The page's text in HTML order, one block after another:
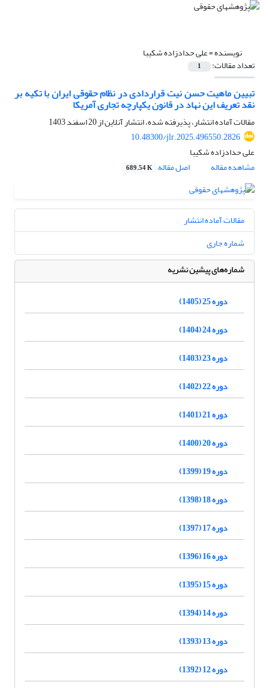
نویسنده =علی حدادزاده شکیبا
تعداد مقالات: 1
تبیین ماهیت حسن نیت قراردادی در نظام حقوقی ایران با تکیه بر
نقد تعریف این نهاد در قانون یکپارچه تجاری آمریکا
مقالات آماده انتشار، پذیرفته شده، انتشار آنلاین از20 اسفند 1403
10.48300/jlr.2025.496550.2826
علی حدادزاده شکیبا
مشاهده مقاله
اصل مقاله 689.54 K
مقالات آماده انتشار
شماره جاری
شماره‌های پیشین نشریه
دوره 25 (1405)
دوره 24 (1404)
دوره 23 (1403)
دوره 22 (1402)
دوره 21 (1401)
دوره 20 (1400)
دوره 19 (1399)
دوره 18 (1398)
دوره 17 (1397)
دوره 16 (1396)
دوره 15 (1395)
دوره 14 (1394)
دوره 13 (1393)
دوره 12 (1392)